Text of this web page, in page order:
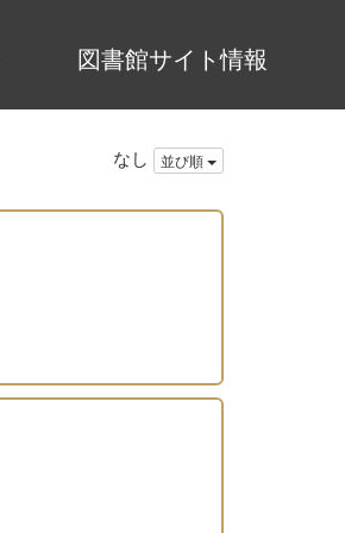
図書館サイト情報
なし 並び順